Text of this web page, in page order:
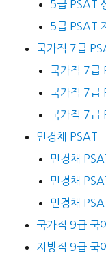
5급 PSAT
5급 PSAT
국가직 7급
국가직 7급
국가직 7급
국가직 7급
민경채 PSAT
민경채
민경채
민경채
국가직 9급 국
지방직 9급 국